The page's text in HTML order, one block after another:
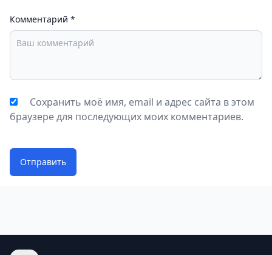
Комментарий *
Сохранить моё имя, email и адрес сайта в этом
браузере для последующих моих комментариев.
Отправить